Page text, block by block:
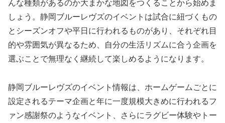
んな種類があるのか大まかな地図をつくることから始めま
しょう。静岡ブルーレヴズのイベントは試合に紐づくもの
とシーズンオフや平日に行われるものがあり、それぞれ目
的や雰囲気が異なるため、自分の生活リズムに合う企画を
選ぶことで無理なく継続して楽しめるようになります。
静岡ブルーレヴズのイベント情報は、ホームゲームごとに
設定されるテーマ企画と年に一度規模大きめに行われるフ
ァン感謝祭のようなイベント、さらにラグビー体験やトー